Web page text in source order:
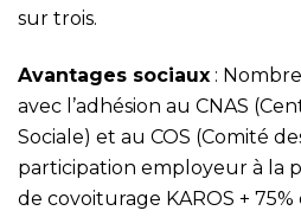
sur trois.
Avantages sociaux :
avec l’adhésion au CNAS
Sociale) et au COS (Comité
participation employeur à la
de covoiturage KAROS +